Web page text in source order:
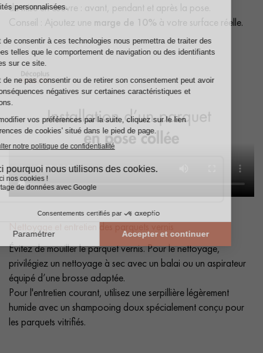
de mise en œuvre : avant, pendant et après la pose.
Conseil : Ajoutez une marge de 10% à votre surface réelle.
Nettoyage et entretien des parquets vernis
Évitez de mouiller le parquet vernis. Pour le nettoyage,
privilégiez un nettoyage à sec avec un balai ou un aspirateur
équipé d’une brosse adaptée.
Pour l'entretien courant, utilisez une serpillière légèrement
humide avec un shampooing doux spécialement conçu pour
les parquets vitrifiés.